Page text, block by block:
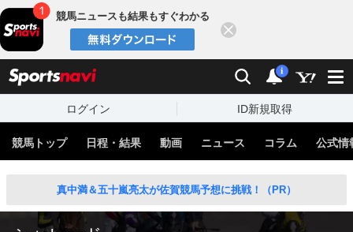
競馬ニュースも結果もすぐわかる
検索 通知
i
ログイン ID新規取得
競馬トップ 日程・結果 動画 ニュース コラム 公式情
真中満＆五十嵐亮太が佐賀競馬予想に挑戦！（PR）